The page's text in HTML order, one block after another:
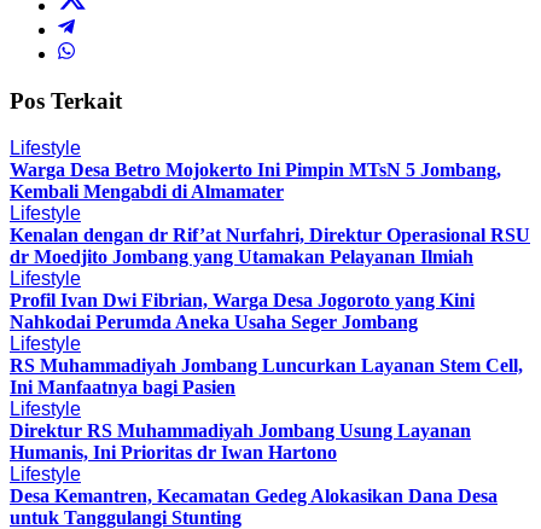
Pos Terkait
Lifestyle
Warga Desa Betro Mojokerto Ini Pimpin MTsN 5 Jombang,
Kembali Mengabdi di Almamater
Lifestyle
Kenalan dengan dr Rif’at Nurfahri, Direktur Operasional RSU
dr Moedjito Jombang yang Utamakan Pelayanan Ilmiah
Lifestyle
Profil Ivan Dwi Fibrian, Warga Desa Jogoroto yang Kini
Nahkodai Perumda Aneka Usaha Seger Jombang
Lifestyle
RS Muhammadiyah Jombang Luncurkan Layanan Stem Cell,
Ini Manfaatnya bagi Pasien
Lifestyle
Direktur RS Muhammadiyah Jombang Usung Layanan
Humanis, Ini Prioritas dr Iwan Hartono
Lifestyle
Desa Kemantren, Kecamatan Gedeg Alokasikan Dana Desa
untuk Tanggulangi Stunting